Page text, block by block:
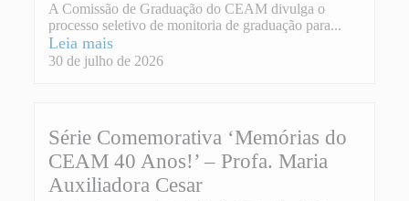
A Comissão de Graduação do CEAM divulga o
processo seletivo de monitoria de graduação para...
Leia mais
30 de julho de 2026
Série Comemorativa ‘Memórias do
CEAM 40 Anos!’ – Profa. Maria
Auxiliadora Cesar